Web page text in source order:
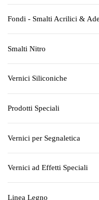
Fondi - Smalti Acrilici &
Smalti Nitro
Vernici Siliconiche
Prodotti Speciali
Vernici per Segnaletica
Vernici ad Effetti Speciali
Linea Legno